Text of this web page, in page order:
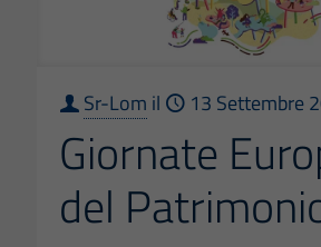
Sr-Lom il 13 Settembre
Giornate
del